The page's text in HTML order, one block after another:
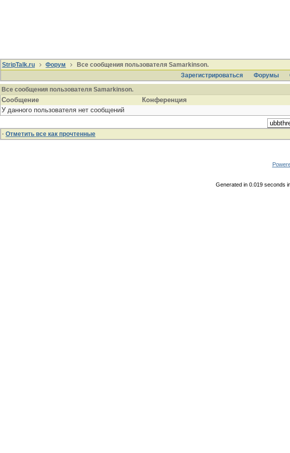
StripTalk.ru Форум
Все сообщения пользователя Samarkinson.
Зарегистрироваться
Форумы
Все сообщения пользователя Samarkinson.
Сообщение Конференция
У данного пользователя нет сообщений
· Отметить все как прочтенные
Generated in 0.019 seconds